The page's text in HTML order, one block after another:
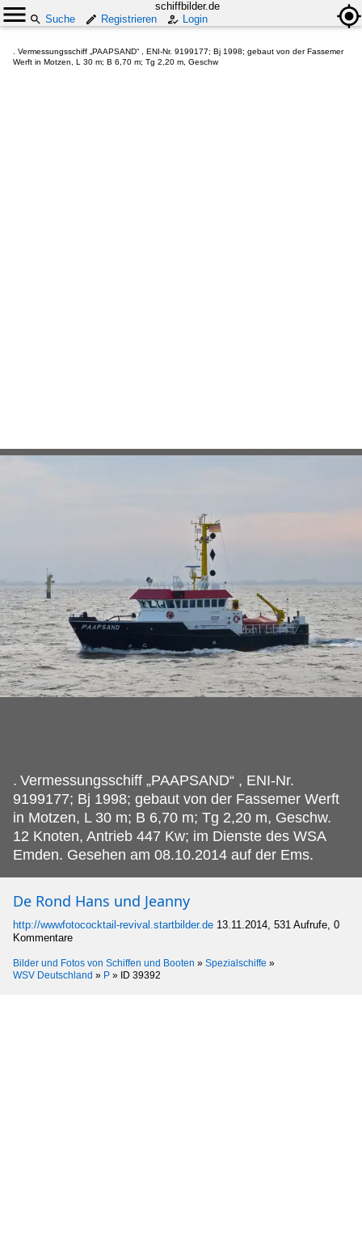
schiffbilder.de
Suche
Registrieren Login
. Vermessungsschiff „PAAPSAND“ , ENI-Nr. 9199177; Bj 1998; gebaut von der Fassemer
Werft in Motzen, L 30 m; B 6,70 m; Tg 2,20 m, Geschw
. Vermessungsschiff „PAAPSAND“ , ENI-Nr.
9199177; Bj 1998; gebaut von der Fassemer Werft
in Motzen, L 30 m; B 6,70 m; Tg 2,20 m, Geschw.
12 Knoten, Antrieb 447 Kw; im Dienste des WSA
Emden. Gesehen am 08.10.2014 auf der Ems.
De Rond Hans und Jeanny
http://wwwfotococktail-revival.startbilder.de 13.11.2014, 531 Aufrufe, 0
Kommentare
Bilder und Fotos von Schiffen und Booten » Spezialschiffe »
WSV Deutschland » P » ID 39392